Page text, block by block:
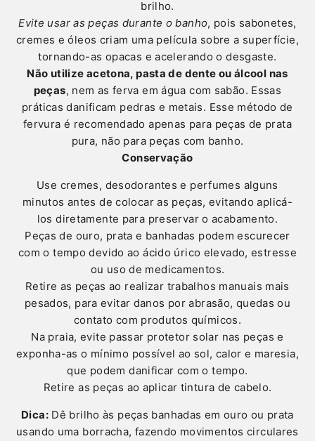
brilho.
Evite usar as peças durante o banho, pois sabonetes,
cremes e óleos criam uma película sobre a superfície,
tornando-as opacas e acelerando o desgaste.
Não utilize acetona, pasta de dente ou álcool nas
peças, nem as ferva em água com sabão. Essas
práticas danificam pedras e metais. Esse método de
fervura é recomendado apenas para peças de prata
pura, não para peças com banho.
Conservação
Use cremes, desodorantes e perfumes alguns
minutos antes de colocar as peças, evitando aplicá-
los diretamente para preservar o acabamento.
Peças de ouro, prata e banhadas podem escurecer
com o tempo devido ao ácido úrico elevado, estresse
ou uso de medicamentos.
Retire as peças ao realizar trabalhos manuais mais
pesados, para evitar danos por abrasão, quedas ou
contato com produtos químicos.
Na praia, evite passar protetor solar nas peças e
exponha-as o mínimo possível ao sol, calor e maresia,
que podem danificar com o tempo.
Retire as peças ao aplicar tintura de cabelo.
Dica:Dê brilho às peças banhadas em ouro ou prata
usando uma borracha, fazendo movimentos circulares